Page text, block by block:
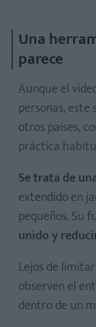
Una
parece
Aunque el
personas, este
otros países,
práctica
Se trata de
extendido en
pequeños. Su
unido y
Lejos de
observen el
dentro de un